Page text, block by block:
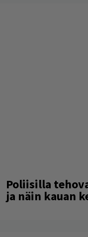
Poliisilla
ja näin kauan